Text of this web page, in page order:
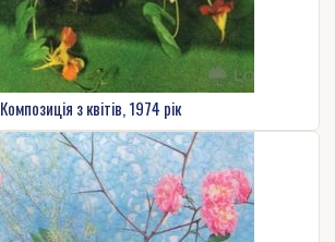
Композиція з квітів, 1974 рік